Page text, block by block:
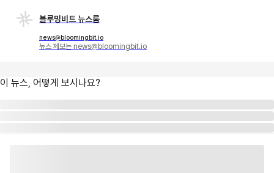
블루밍비트 뉴스룸
news@bloomingbit.io
뉴스 제보는 news@bloomingbit.io
이 뉴스, 어떻게 보시나요?